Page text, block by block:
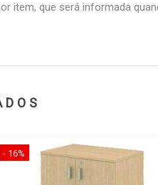
item, que será informada
- 16%